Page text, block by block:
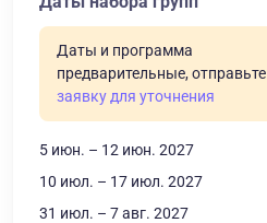
Даты и программа
предварительные, отправьте
заявку для уточнения
5 июн. – 12 июн. 2027
10 июл. – 17 июл. 2027
31 июл. – 7 авг. 2027